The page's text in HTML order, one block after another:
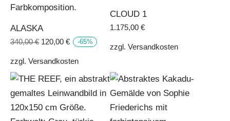
ALASKA
340,00€ Ursprünglicher
340,00 €
120,00 €Aktueller
120,00 €.
-65%
zzgl. Versandkosten
CLOUD 1
1.175,00 €
zzgl. Versandkosten